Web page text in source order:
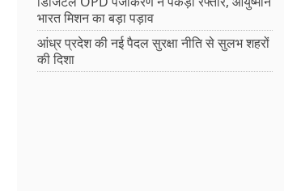
भारत मिशन का बड़ा पड़ाव
आंध्र प्रदेश की नई पैदल सुरक्षा नीति से सुलभ शहरों
की दिशा